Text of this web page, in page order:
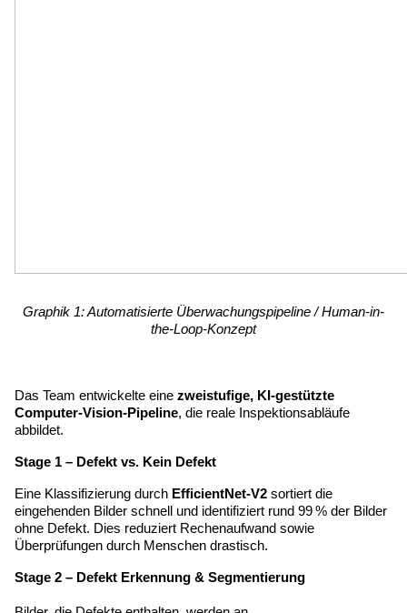
Graphik 1: Automatisierte Überwachungspipeline / Human-in-
the-Loop-Konzept
Das Team entwickelte eine zweistufige, KI-gestützte
Computer-Vision-Pipeline, die reale Inspektionsabläufe
abbildet.
Stage 1 – Defekt vs. Kein Defekt
Eine Klassifizierung durch EfficientNet-V2 sortiert die
eingehenden Bilder schnell und identifiziert rund 99 % der Bilder
ohne Defekt. Dies reduziert Rechenaufwand sowie
Überprüfungen durch Menschen drastisch.
Stage 2 – Defekt Erkennung & Segmentierung